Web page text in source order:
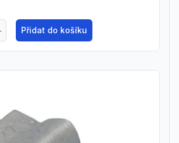
Přidat do košíku